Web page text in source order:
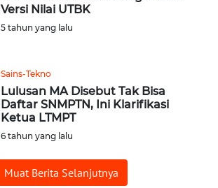
Versi Nilai UTBK
5 tahun yang lalu
Sains-Tekno
Lulusan MA Disebut Tak Bisa
Daftar SNMPTN, Ini Klarifikasi
Ketua LTMPT
6 tahun yang lalu
Muat Berita Selanjutnya